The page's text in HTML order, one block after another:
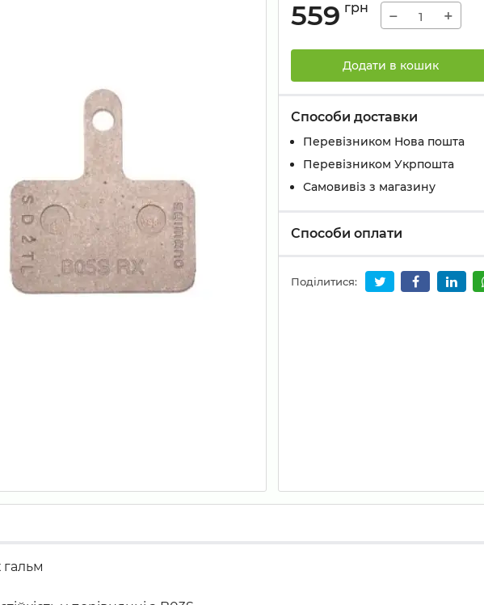
559 грн − +
Додати в кошик
Способи доставки
Перевізником Нова пошта
Перевізником Укрпошта
Самовивіз з магазину
Способи оплати
Поділитися:
гальм